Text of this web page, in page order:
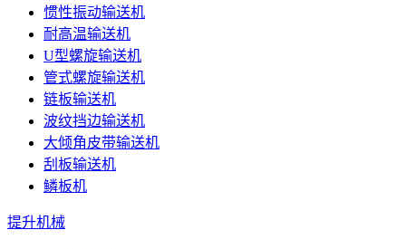
惯性振动输送机
耐高温输送机
U型螺旋输送机
管式螺旋输送机
链板输送机
波纹挡边输送机
大倾角皮带输送机
刮板输送机
鳞板机
提升机械